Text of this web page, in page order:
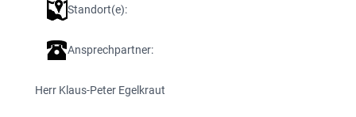
Standort(e):
Ansprechpartner:
Herr Klaus-Peter Egelkraut